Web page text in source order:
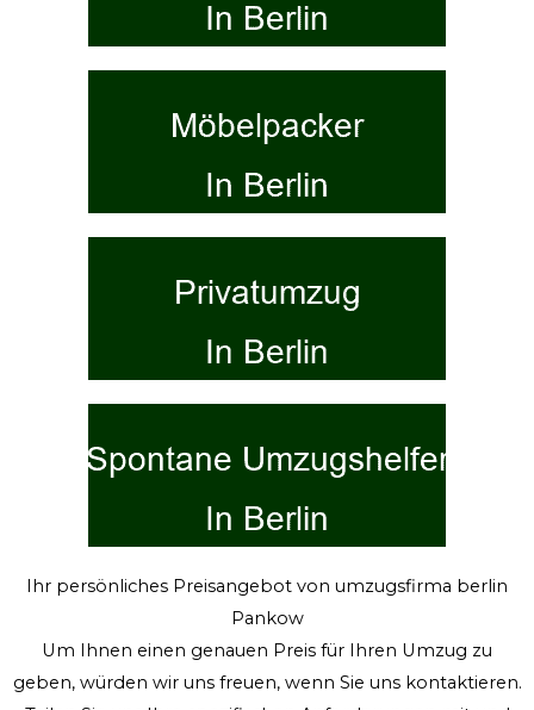
Ihr persönliches Preisangebot von umzugsfirma berlin
Pankow
Um Ihnen einen genauen Preis für Ihren Umzug zu
geben, würden wir uns freuen, wenn Sie uns kontaktieren.